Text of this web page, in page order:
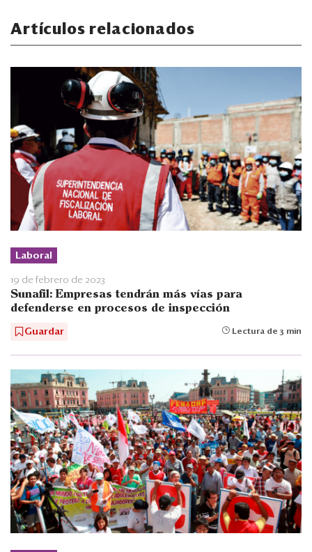
Artículos relacionados
Laboral
19 de febrero de 2023
Sunafil: Empresas tendrán más vías para
defenderse en procesos de inspección
Guardar Lectura de 3 min